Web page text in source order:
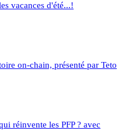
vacances d'été...!
on-chain, présenté par Teto
réinvente les PFP ? avec